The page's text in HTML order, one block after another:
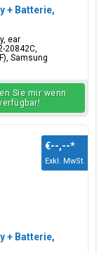
+ Batterie,
ear
20842C,
Samsung
Sie mir wenn
+ Batterie,
€--,--*
Exkl. MwSt.